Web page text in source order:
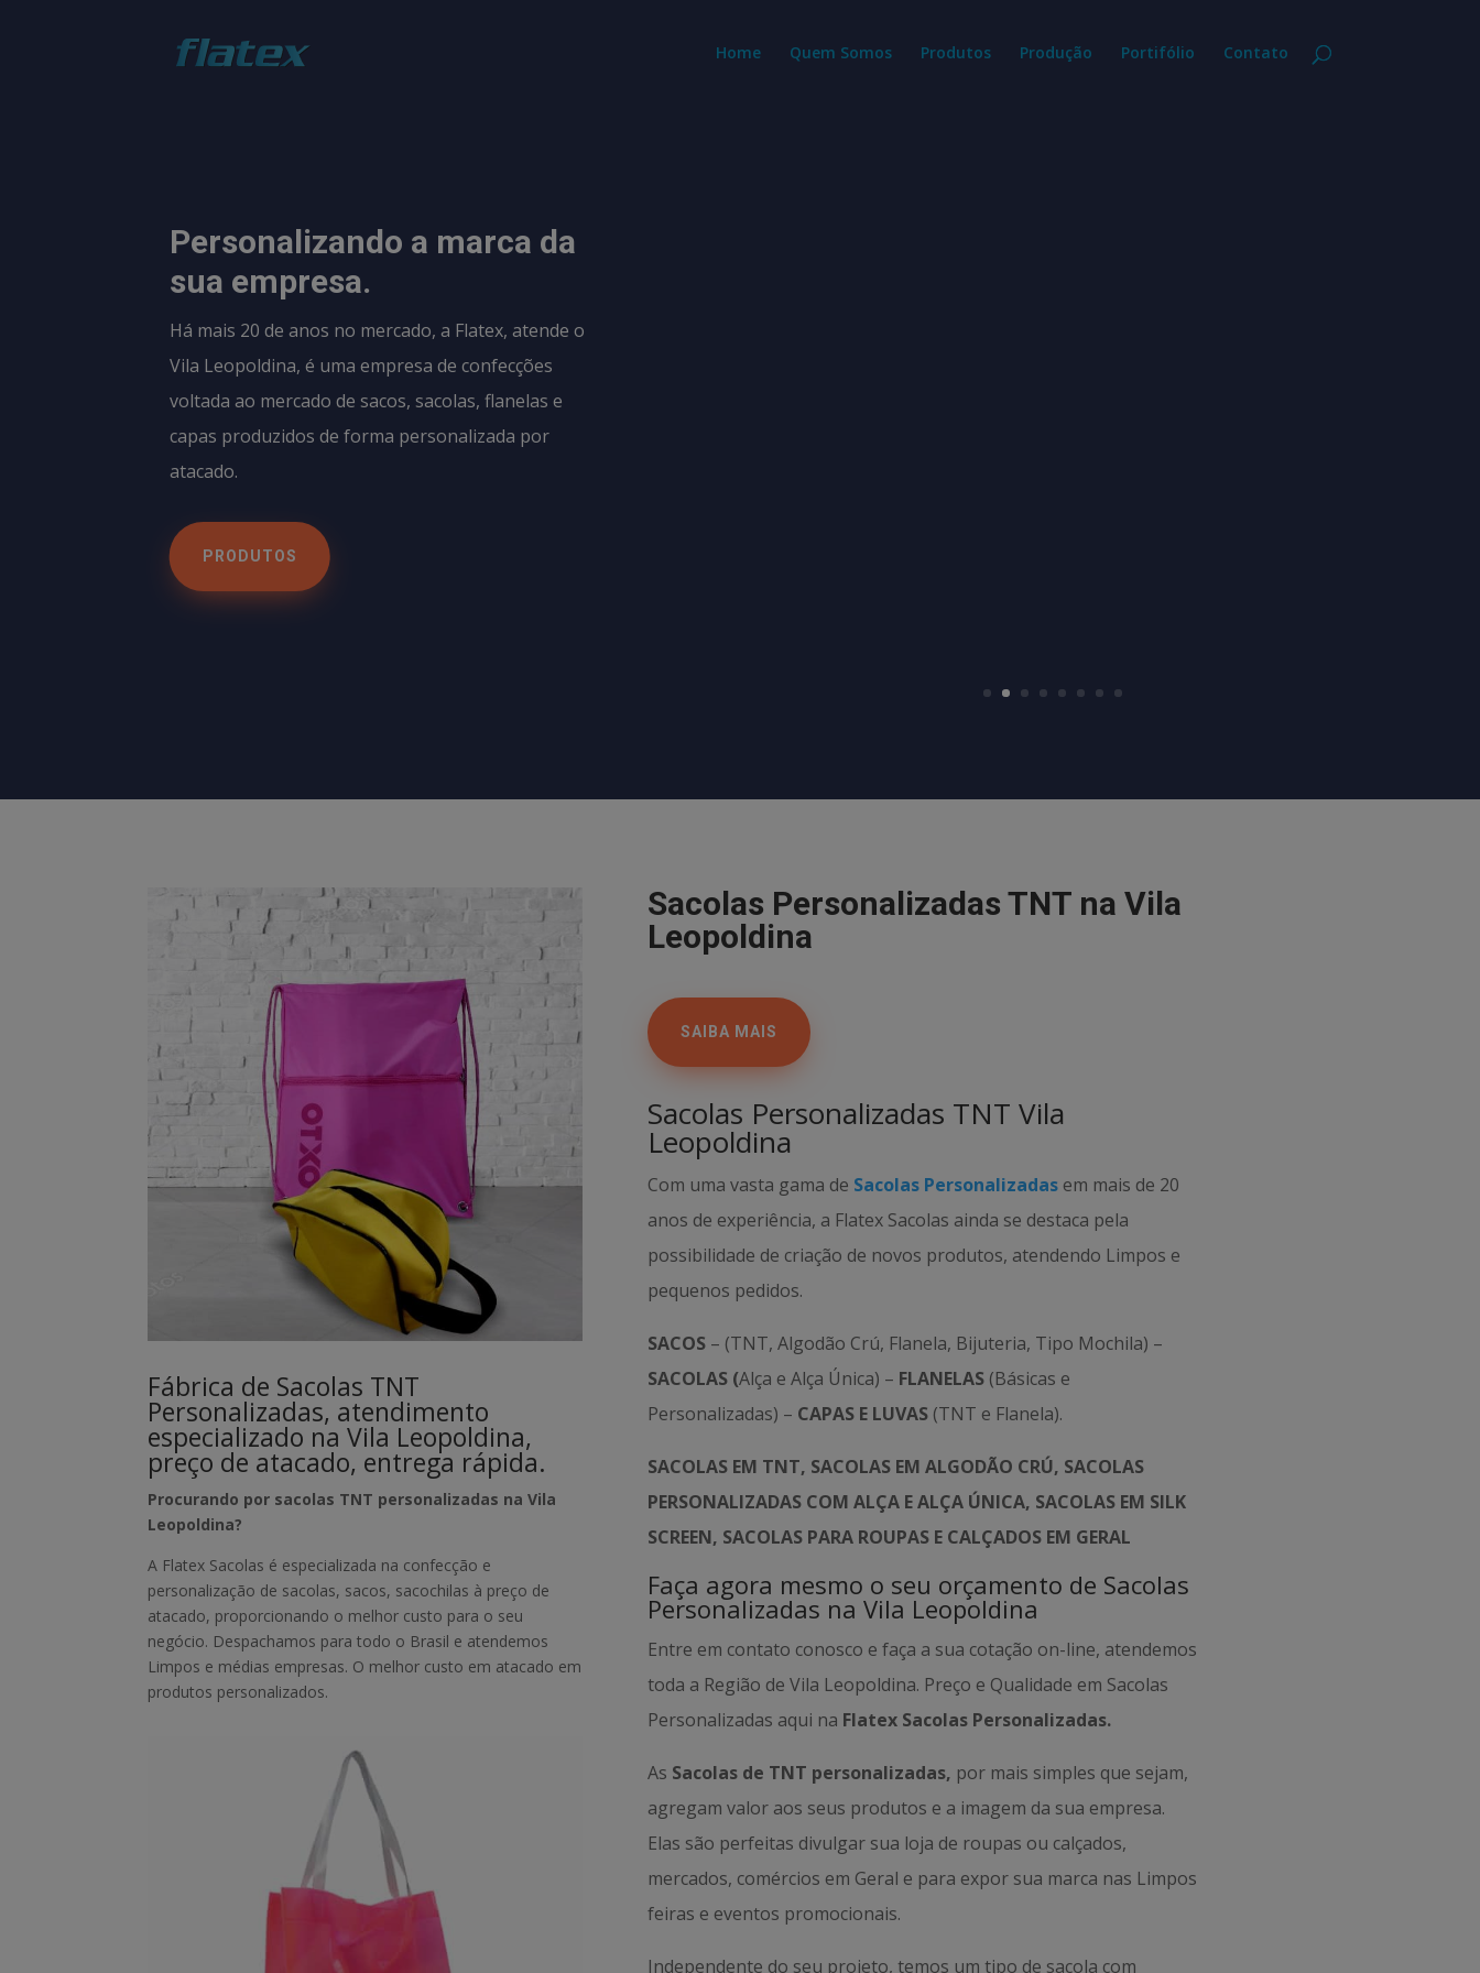
Home Quem Somos Produtos Produção Portifólio Contato
Personalizando a marca da
sua empresa.
Há mais 20 de anos no mercado, a Flatex, atende o
Vila Leopoldina, é uma empresa de confecções
voltada ao mercado de sacos, sacolas, flanelas e
capas produzidos de forma personalizada por
atacado.
PRODUTOS
Fábrica de Sacolas TNT
Personalizadas, atendimento
especializado na Vila Leopoldina,
preço de atacado, entrega rápida.
Procurando por sacolas TNT personalizadas na Vila
Leopoldina?
A Flatex Sacolas é especializada na confecção e
personalização de sacolas, sacos, sacochilas à preço de
atacado, proporcionando o melhor custo para o seu
negócio. Despachamos para todo o Brasil e atendemos
Limpos e médias empresas. O melhor custo em atacado em
produtos personalizados.
Sacolas Personalizadas TNT na Vila
Leopoldina
SAIBA MAIS
Sacolas Personalizadas TNT Vila
Leopoldina
Com uma vasta gama de Sacolas Personalizadas em mais de 20
anos de experiência, a Flatex Sacolas ainda se destaca pela
possibilidade de criação de novos produtos, atendendo Limpos e
pequenos pedidos.
SACOS – (TNT, Algodão Crú, Flanela, Bijuteria, Tipo Mochila) –
SACOLAS (Alça e Alça Única) – FLANELAS (Básicas e
Personalizadas) – CAPAS E LUVAS (TNT e Flanela).
SACOLAS EM TNT, SACOLAS EM ALGODÃO CRÚ, SACOLAS
PERSONALIZADAS COM ALÇA E ALÇA ÚNICA, SACOLAS EM SILK
SCREEN, SACOLAS PARA ROUPAS E CALÇADOS EM GERAL
Faça agora mesmo o seu orçamento de Sacolas
Personalizadas na Vila Leopoldina
Entre em contato conosco e faça a sua cotação on-line, atendemos
toda a Região de Vila Leopoldina. Preço e Qualidade em Sacolas
Personalizadas aqui na Flatex Sacolas Personalizadas.
As Sacolas de TNT personalizadas, por mais simples que sejam,
agregam valor aos seus produtos e a imagem da sua empresa.
Elas são perfeitas divulgar sua loja de roupas ou calçados,
mercados, comércios em Geral e para expor sua marca nas Limpos
feiras e eventos promocionais.
Independente do seu projeto, temos um tipo de sacola com